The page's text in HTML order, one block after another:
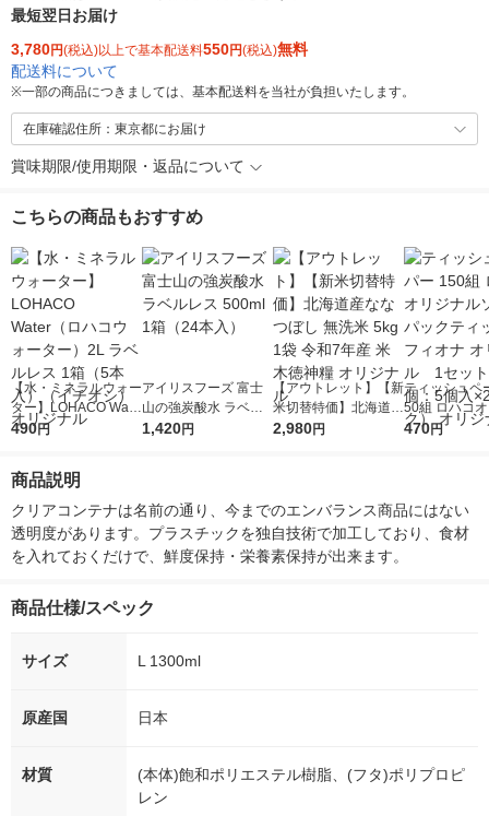
最短翌日お届け
3,780円(税込)以上で基本配送料550円(税込)無料
配送料について
※一部の商品につきましては、基本配送料を当社が負担いたします。
在庫確認住所：東京都にお届け
賞味期限/使用期限・返品について
こちらの商品もおすすめ
【水・ミネラルウォー
ター】LOHACO Wate
r（ロハコウォータ
シ） オリジナル
490円
アイリスフーズ 富士
山の強炭酸水 ラベル
レス 500ml 1箱（24
1,420円
【アウトレット】【新
米切替特価】北海道産
ななつぼし 無洗米 5k
2,980円
ティッシュペ
50組 ロハコ
ルソフトパッ
オリジナル
470円
商品説明
クリアコンテナは名前の通り、今までのエンバランス商品にはない
透明度があります。プラスチックを独自技術で加工しており、食材
を入れておくだけで、鮮度保持・栄養素保持が出来ます。
商品仕様/スペック
サイズ L 1300ml
原産国 日本
材質
(本体)飽和ポリエステル樹脂、(フタ)ポリプロピ
レン